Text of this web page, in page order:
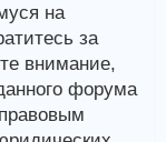
на
за
внимание,
форума